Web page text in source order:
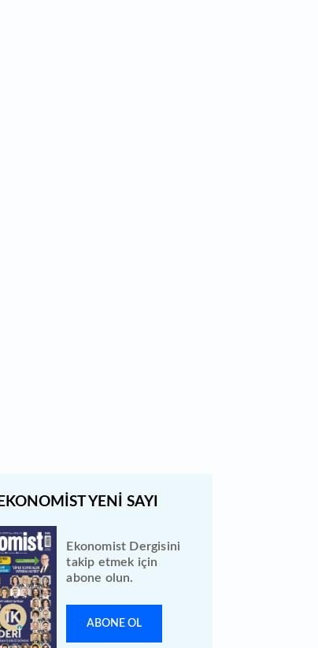
Ekonomist Dergisini
takip etmek için
abone olun.
ABONE OL